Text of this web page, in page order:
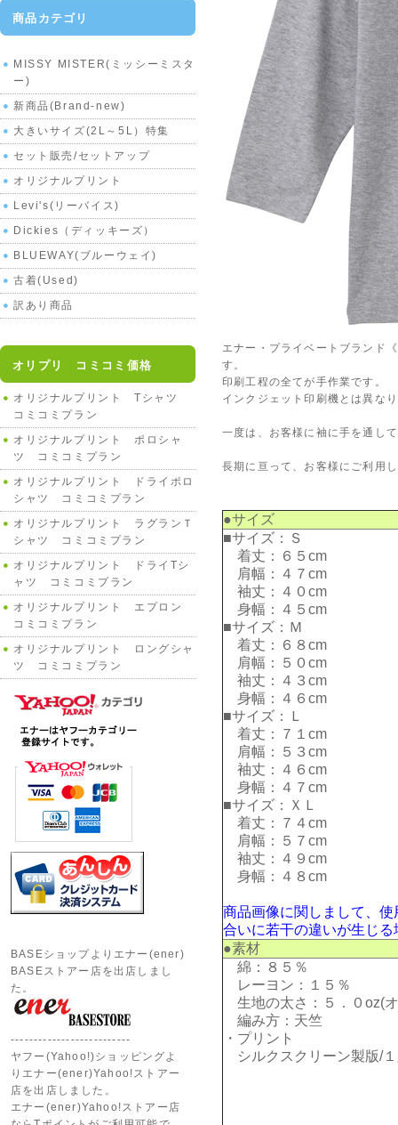
エナー・プライベートブランド
す。
印刷工程の全てが手作業です。
インクジェット印刷機とは異な
一度は、お客様に袖に手を通し
長期に亘って、お客様にご利用
●サイズ
■サイズ：Ｓ
着丈：６５cm
肩幅：４７cm
袖丈：４０cm
身幅：４５cm
■サイズ：Ｍ
着丈：６８cm
肩幅：５０cm
袖丈：４３cm
身幅：４６cm
■サイズ：Ｌ
着丈：７１cm
肩幅：５３cm
袖丈：４６cm
身幅：４７cm
■サイズ：ＸＬ
着丈：７４cm
肩幅：５７cm
袖丈：４９cm
身幅：４８cm
商品画像に関しまして、
合いに若干の違いが生じ
●素材
綿：８５％
レーヨン：１５％
生地の太さ：５．０oz(
編み方：天竺
・プリント
シルクスクリーン製版/
商品カテゴリ
MISSY MISTER(ミッシーミスタ
ー)
新商品(Brand-new)
大きいサイズ(2L～5L）特集
セット販売/セットアップ
オリジナルプリント
Levi's(リーバイス)
Dickies（ディッキーズ）
BLUEWAY(ブルーウェイ)
古着(Used)
訳あり商品
オリプリ コミコミ価格
オリジナルプリント Tシャツ
コミコミプラン
オリジナルプリント ポロシャ
ツ コミコミプラン
オリジナルプリント ドライポロ
シャツ コミコミプラン
オリジナルプリント ラグランＴ
シャツ コミコミプラン
オリジナルプリント ドライTシ
ャツ コミコミプラン
オリジナルプリント エプロン
コミコミプラン
オリジナルプリント ロングシャ
ツ コミコミプラン
BASEショップよりエナー(ener)
BASEストアー店を出店しまし
た。
--------------------------
ヤフー(Yahoo!)ショッピングよ
りエナー(ener)Yahoo!ストアー
店を出店しました。
エナー(ener)Yahoo!ストアー店